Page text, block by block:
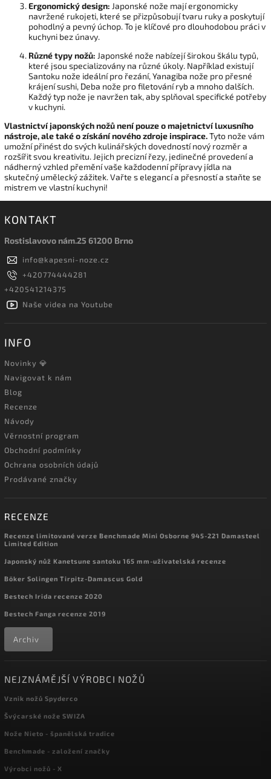
Ergonomický design: Japonské nože mají ergonomicky
navržené rukojeti, které se přizpůsobují tvaru ruky a poskytují
pohodlný a pevný úchop. To je klíčové pro dlouhodobou práci v
kuchyni bez únavy.
Různé typy nožů: Japonské nože nabízejí širokou škálu typů,
které jsou specializovány na různé úkoly. Například existují
Santoku nože ideální pro řezání, Yanagiba nože pro přesné
krájení sushi, Deba nože pro filetování ryb a mnoho dalších.
Každý typ nože je navržen tak, aby splňoval specifické potřeby
v kuchyni.
Vlastnictví japonských nožů není pouze o majetnictví luxusního
nástroje, ale také o získání nového zdroje inspirace.Tyto nože vám
umožní přinést do svých kulinářských dovedností nový rozměr a
rozšířit svou kreativitu. Jejich precizní řezy, jedinečné provedení a
nádherný vzhled přemění vaše každodenní přípravy jídla na
skutečný umělecký zážitek. Vařte s elegancí a přesností a staňte se
mistrem ve vlastní kuchyni!
KONTAKT
Rostislavovo nám.25 61200 Brno
info@kapesni-noze.cz
+420774444281
+420541214375
Naše videa na Youtube
INFO
Novinky 💎
Navigovat k nám
Blog
Recenze
Návody
Věrnostní program
Obchodní podmínky
Ochrana osobních údajů
Prodávané značky
RECENZE
Recenze limitované verze Benchmade Mini Osborne 945-221 Damasteel
Limited Edition
Japonský nůž Kanetsune santoku 165 mm-uživatelská recenze
Böker Solingen Tirpitz-Damascus Gold
Bestech Irida recenze 2020
Bestech Fanga recenze 2019
Archiv
NEJZNÁMĚJŠÍ VÝROBCI NOŽŮ
Vznik nožů Spyderco
Švýcarské nože SWIZA
Nože Nieto - španělská tradice
Benchmade - založení značky
Výrobci nožů - X